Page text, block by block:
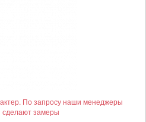
По запросу наши менеджеры
сделают замеры